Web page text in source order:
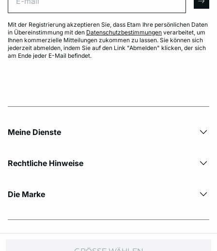
Mit der Registrierung akzeptieren Sie, dass Etam Ihre persönlichen Daten
in Übereinstimmung mit den Datenschutzbestimmungen verarbeitet, um
Ihnen kommerzielle Mitteilungen zukommen zu lassen. Sie können sich
jederzeit abmelden, indem Sie auf den Link "Abmelden" klicken, der sich
am Ende jeder E-Mail befindet.
Meine Dienste
Rechtliche Hinweise
Die Marke